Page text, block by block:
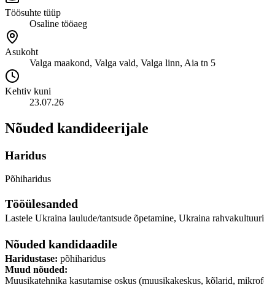
Töösuhte tüüp
Osaline tööaeg
Asukoht
Valga maakond, Valga vald, Valga linn, Aia tn 5
Kehtiv kuni
23.07.26
Nõuded kandideerijale
Haridus
Põhiharidus
Tööülesanded
Lastele Ukraina laulude/tantsude õpetamine, Ukraina
Nõuded kandidaadile
Haridustase: põhiharidus
Muud nõuded:
Muusikatehnika kasutamise oskus (muusikakeskus, kõlarid,